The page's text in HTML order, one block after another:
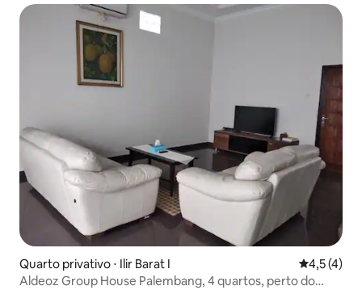
Quarto privativo ⋅ Ilir Barat I 4,5 de
4,5 (4)
Aldeoz Group House Palembang, 4 quartos, perto do